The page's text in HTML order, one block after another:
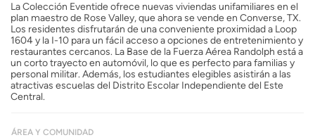
La Colección Eventide ofrece nuevas viviendas unifamiliares en el
plan maestro de Rose Valley, que ahora se vende en Converse, TX.
Los residentes disfrutarán de una conveniente proximidad a Loop
1604 y la I-10 para un fácil acceso a opciones de entretenimiento y
restaurantes cercanos. La Base de la Fuerza Aérea Randolph está a
un corto trayecto en automóvil, lo que es perfecto para familias y
personal militar. Además, los estudiantes elegibles asistirán a las
atractivas escuelas del Distrito Escolar Independiente del Este
Central.
ÁREA Y COMUNIDAD